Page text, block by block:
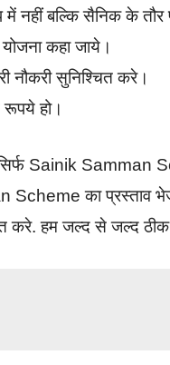
नहीं बल्कि सैनिक के तौर
कहा जाये।
नौकरी सुनिश्चित करे।
हो।
Sainik Samman
का प्रस्ताव
करे. हम जल्द से जल्द